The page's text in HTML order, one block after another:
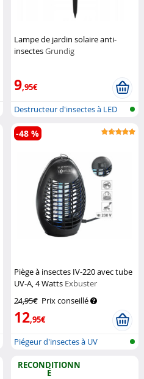
Lampe de jardin solaire anti-
insectesGrundig
9,95€
Destructeur d'insectes à LED
UV
Piège à insectes IV-220 avec tube
UV-A, 4 Watts Exbuster
24,95€ Prix conseillé
12,95€
-48 %
Piégeur d'insectes à UV
RECONDITIONN
É